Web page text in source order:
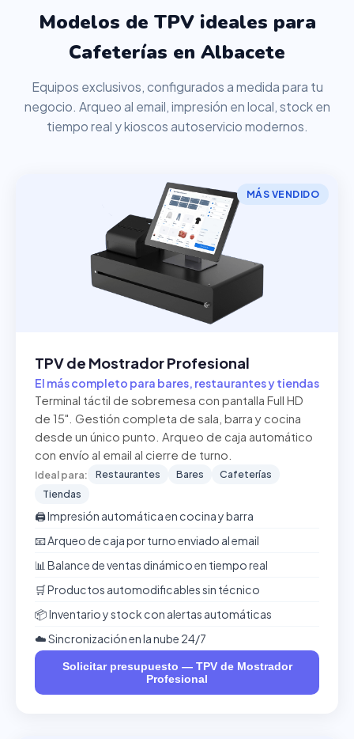
Modelos de TPV ideales para
Cafeterías en Albacete
Equipos exclusivos, configurados a medida para tu
negocio. Arqueo al email, impresión en local, stock en
tiempo real y kioscos autoservicio modernos.
MÁS VENDIDO
TPV de Mostrador Profesional
El más completo para bares, restaurantes y tiendas
Terminal táctil de sobremesa con pantalla Full HD
de 15". Gestión completa de sala, barra y cocina
desde un único punto. Arqueo de caja automático
con envío al email al cierre de turno.
Ideal para: Restaurantes Bares
Cafeterías
Tiendas
🖨️ Impresión automática en cocina y barra
📧 Arqueo de caja por turno enviado al email
📊 Balance de ventas dinámico en tiempo real
🛒 Productos automodificables sin técnico
📦 Inventario y stock con alertas automáticas
☁️ Sincronización en la nube 24/7
Solicitar presupuesto — TPV de Mostrador
Profesional